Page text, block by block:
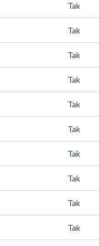
Tak
Tak
Tak
Tak
Tak
Tak
Tak
Tak
Tak
Tak